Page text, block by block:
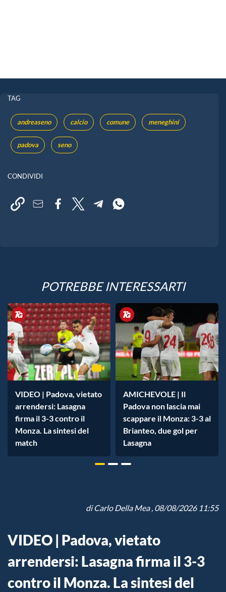
TAG
andreaseno calcio comune meneghini
padova seno
CONDIVIDI
POTREBBE INTERESSARTI
VIDEO | Padova, vietato
arrendersi: Lasagna
firma il 3-3 contro il
Monza. La sintesi del
match
AMICHEVOLE | Il
Padova non lascia mai
scappare il Monza: 3-3 al
Brianteo, due gol per
Lasagna
diCarlo Della Mea, 08/08/2026 11:55
VIDEO | Padova, vietato
arrendersi: Lasagna firma il 3-3
contro il Monza. La sintesi del